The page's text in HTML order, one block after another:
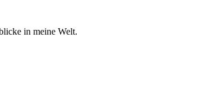
in meine Welt.